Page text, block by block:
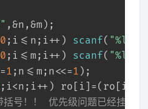
,&n,&m);
0 ;i<=n;i++) scanf( "%lf"
0 ;i<=m;i++) scanf( "%lf"
1 ;n<=m;n<<=1 );
;i<n;i++) ro[i]=(ro[i>>
号！！ 优先级问题已经挂了亿